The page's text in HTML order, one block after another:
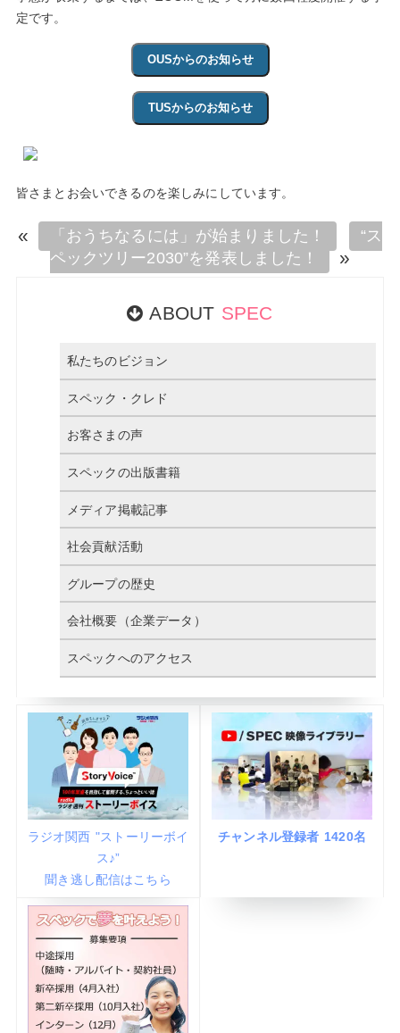
定です。
OUSからのお知らせ
TUSからのお知らせ
皆さまとお会いできるのを楽しみにしています。
« 「おうちなるには」が始まりました！
“ス
ペックツリー2030”を発表しました！
»
ABOUT SPEC
私たちのビジョン
スペック・クレド
お客さまの声
スペックの出版書籍
メディア掲載記事
社会貢献活動
グループの歴史
会社概要（企業データ）
スペックへのアクセス
ラジオ関西 "ストーリーボイ
ス♪”
聞き逃し配信はこちら
チャンネル登録者 1420名